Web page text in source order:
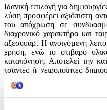
Ιδανική επιλογή για
λύση προσφέρει αξιόπιστη
του απόχρωση σε
διαχρονικό χαρακτήρα και
αξεσουάρ. Η ανοιγόμενη
χρήση, ενώ το στιβαρό
καταπόνηση. Αποτελεί την
τσάντες ή χειροποίητες
και αισθητική.
Χαρακτηριστικά